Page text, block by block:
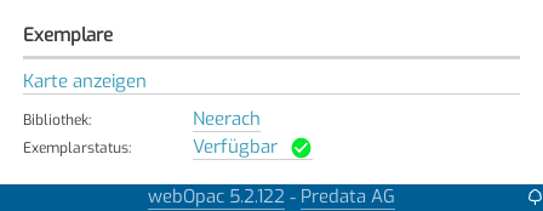
Exemplare
Karte anzeigen
Bibliothek: Neerach
Exemplarstatus: Verfügbar
Oberengstringen
webOpac 5.2.122 - Predata AG